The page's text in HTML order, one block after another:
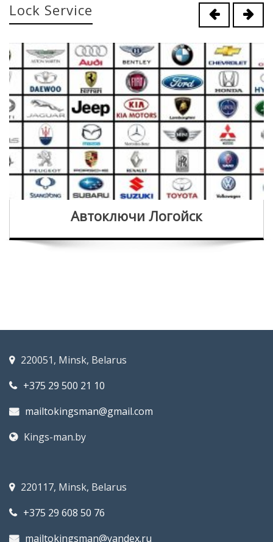
Lock Service
Автоключи Логойск
220051, Minsk, Belarus
+375 29 500 21 10
mailtokingsman@gmail.com
Kings-man.by
220117, Minsk, Belarus
+375 29 608 50 76
mailtokingsman@yandex.ru